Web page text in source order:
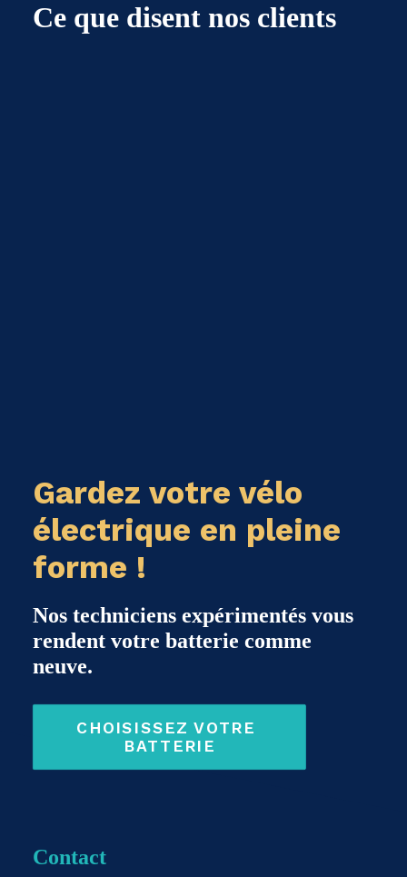
Ce que disent nos clients
Gardez votre vélo
électrique en pleine
forme !
Nos techniciens expérimentés vous
rendent votre batterie comme
neuve.
CHOISISSEZ VOTRE
BATTERIE
Contact